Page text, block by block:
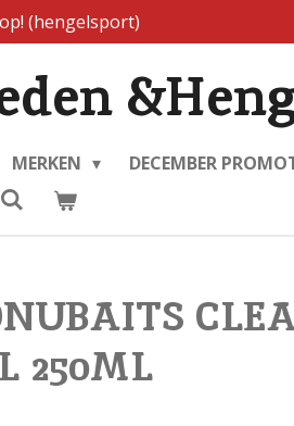
(hengelsport)
MERKEN DECEMBER
250ML